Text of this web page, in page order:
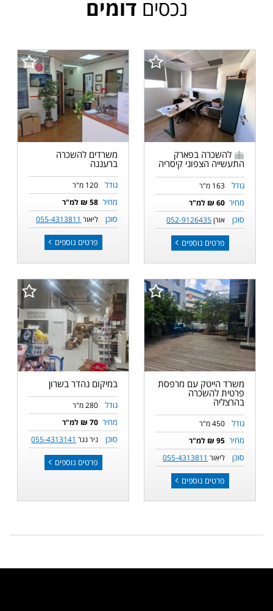
נכסיםדומים
להשכרה בפארק
התעשייה הצפוני קיסריה
גודל 163 מ"ר
מחיר 60 ₪ למ"ר
סוכן אורן052-9126435
פרטים נוספים
משרדים להשכרה
ברעננה
גודל 120 מ"ר
מחיר 58 ₪ למ"ר
סוכן ליאור 055-4313811
פרטים נוספים
משרד הייטק עם מרפסת
פרטית להשכרה
בהרצליה
גודל 450 מ"ר
מחיר 95 ₪ למ"ר
סוכן ליאור 055-4313811
פרטים נוספים
במיקום נהדר בשרון
גודל 280 מ"ר
מחיר 70 ₪ למ"ר
סוכן ניר נגר 055-4313141
פרטים נוספים